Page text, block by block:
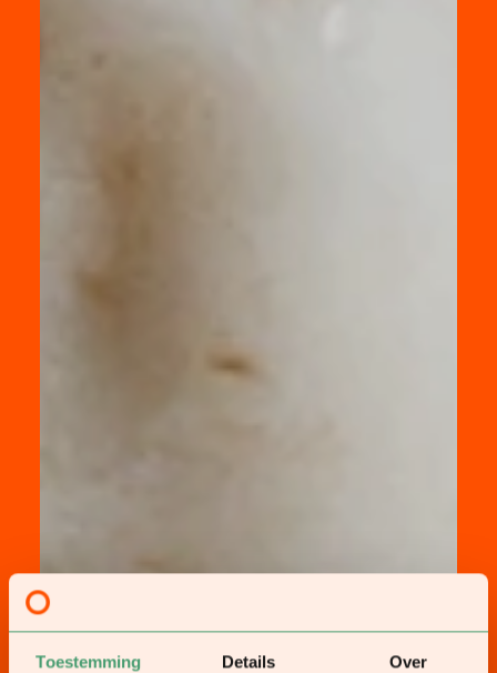
Toestemming Details Over